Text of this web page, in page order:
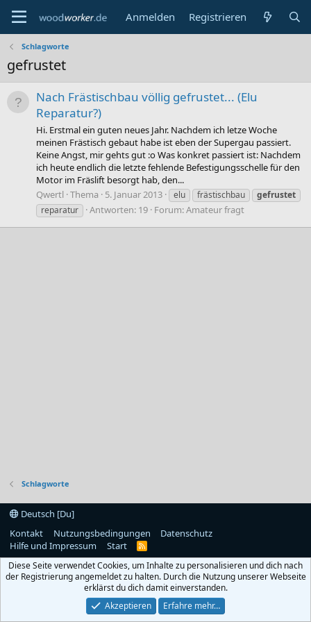
Anmelden Registrieren
Schlagworte
gefrustet
Nach Frästischbau völlig gefrustet... (Elu
Reparatur?)
Hi. Erstmal ein guten neues Jahr. Nachdem ich letze Woche
meinen Frästisch gebaut habe ist eben der Supergau passiert.
Keine Angst, mir gehts gut :o Was konkret passiert ist: Nachdem
ich heute endlich die letzte fehlende Befestigungsschelle für den
Motor im Fräslift besorgt hab, den...
Qwertl Thema 5. Januar 2013 elu frästischbau
gefrustet
reparatur
Antworten: 19 Forum:Amateur fragt
Schlagworte
Deutsch [Du]
Kontakt
Nutzungsbedingungen
Datenschutz
Hilfe und Impressum
Start
R
S
Diese Seite verwendet Cookies, um Inhalte zu personalisieren und dich nach
der Registrierung angemeldet zu halten. Durch die Nutzung unserer Webseite
erklärst du dich damit einverstanden.
Akzeptieren
Erfahre mehr…